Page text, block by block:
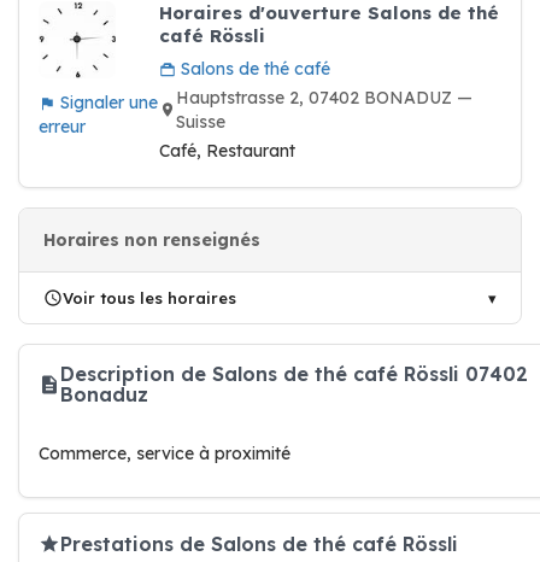
Signaler une
erreur
Horaires d'ouverture Salons de thé
café Rössli
Salons de thé café
Hauptstrasse 2, 07402 BONADUZ —
Suisse
Café, Restaurant
Horaires non renseignés
Voir tous les horaires
Description de Salons de thé café Rössli 07402
Bonaduz
Commerce, service à proximité
Prestations de Salons de thé café Rössli